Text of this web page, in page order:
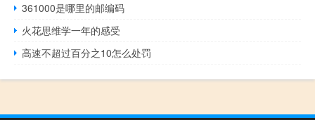
361000是哪里的邮编码
火花思维学一年的感受
高速不超过百分之10怎么处罚